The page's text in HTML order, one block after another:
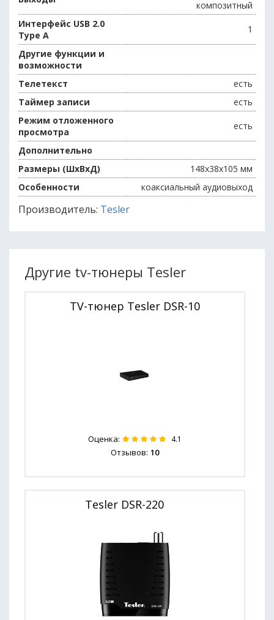
композитный
Интерфейс USB 2.0
Type A
1
Другие функции и
возможности
Телетекст
есть
Таймер записи
есть
Режим отложенного
просмотра
есть
Дополнительно
Размеры (ШxВxД)
148x38х105 мм
Особенности
коаксиальный аудиовыход
Производитель: Tesler
Другие tv-тюнеры Tesler
TV-тюнер Tesler DSR-10
Оценка: 4.1
Отзывов: 10
Tesler DSR-220